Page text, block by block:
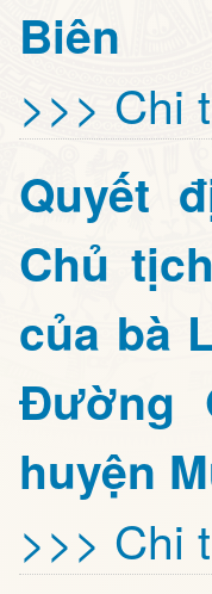
Biên
>>> Chi
Quyết
Chủ
của bà
Đường
huyện
>>> Chi